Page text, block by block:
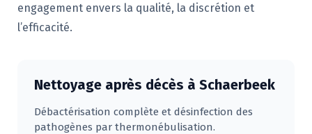
engagement envers la qualité, la discrétion et
l’efficacité.
Nettoyage après décès à Schaerbeek
Débactérisation complète et désinfection des
pathogènes par thermonébulisation.